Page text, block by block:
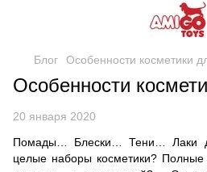
Блог Особенности косметики
Особенности
20 января 2020
Помады… Блески… Тени… Лаки
целые наборы косметики?